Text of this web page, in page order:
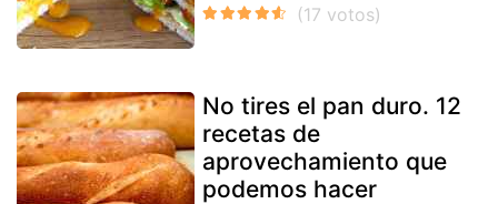
No tires el pan duro. 12
recetas de
aprovechamiento que
podemos hacer